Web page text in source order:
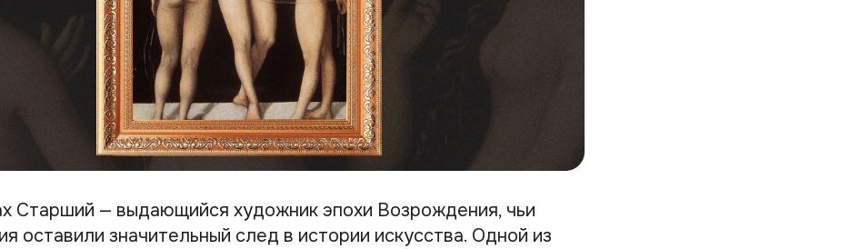
Старший — выдающийся художник эпохи Возрождения, чьи
оставили значительный след в истории искусства. Одной из